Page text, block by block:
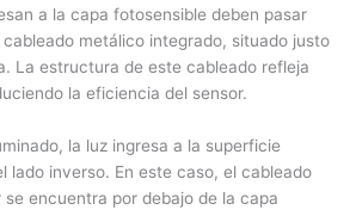
a la capa fotosensible deben pasar
metálico integrado, situado justo
La estructura de este cableado refleja
la eficiencia del sensor.
la luz ingresa a la superficie
lado inverso. En este caso, el cableado
se encuentra por debajo de la capa